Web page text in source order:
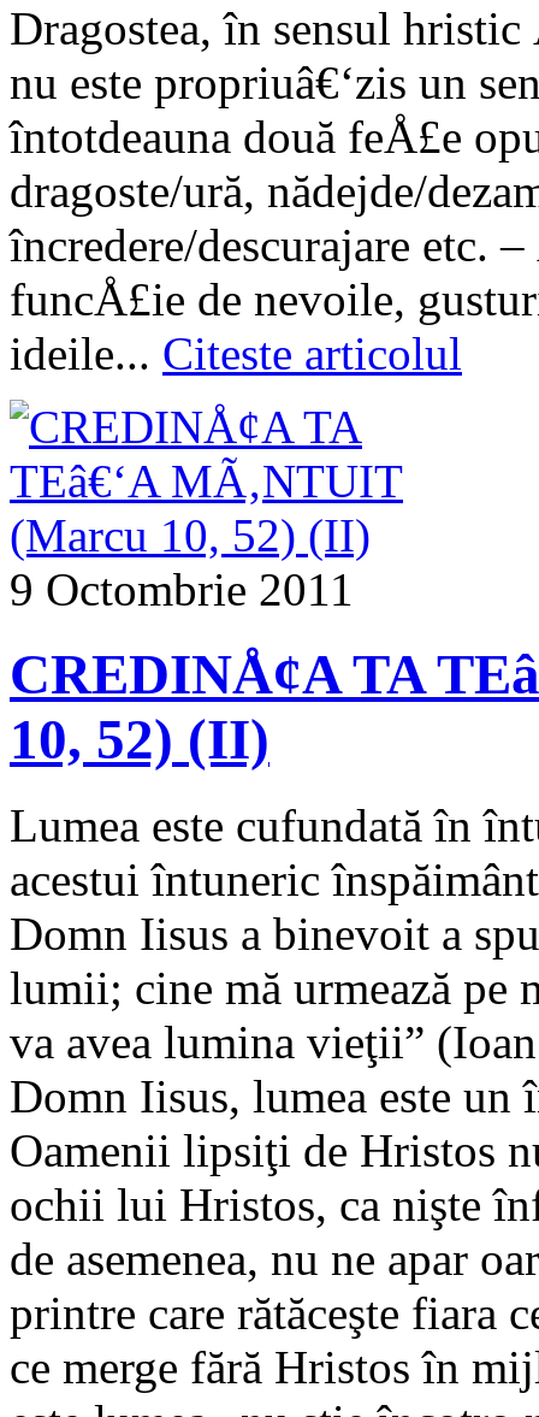
Dragostea, în sensul
nu este propriuâ€‘zis un
întotdeauna două feÅ£e
dragoste/ură, nădejde/
încredere/descurajare etc.
funcÅ£ie de nevoile,
ideile... Citeste articolul
9 Octombrie 2011
CREDINÅ¢A TA
10, 52) (II)
Lumea este cufundată în
acestui întuneric
Domn Iisus a binevoit a
lumii; cine mă urmează pe
va avea lumina vieţii”
Domn Iisus, lumea este
Oamenii lipsiţi de Hristos
ochii lui Hristos, ca nişte
de asemenea, nu ne apar
printre care rătăceşte fiara
ce merge fără Hristos în